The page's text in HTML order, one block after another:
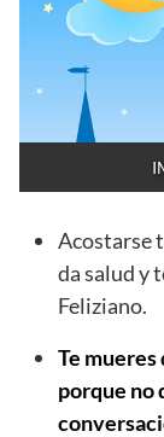
Acostarse
da salud y
Feliziano.
Te mueres
porque no